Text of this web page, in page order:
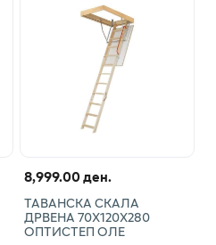
8,999.00 ден.
ТАВАНСКА СКАЛА
ДРВЕНА 70Х120Х280
ОПТИСТЕП ОЛЕ